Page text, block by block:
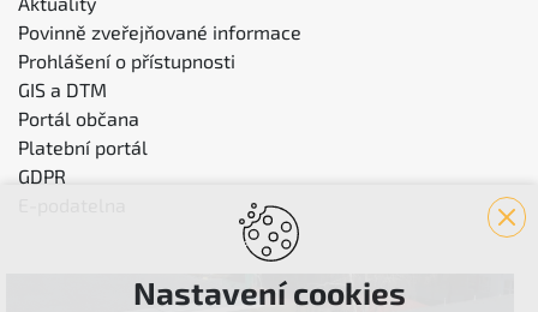
Povinně zveřejňované informace
Prohlášení o přístupnosti
GIS a DTM
Portál občana
Platební portál
GDPR
Nastavení cookies